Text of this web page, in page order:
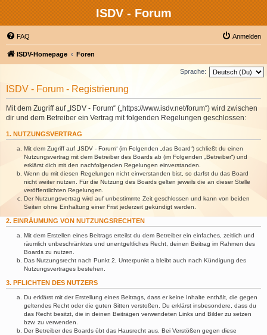
ISDV - Forum
FAQ Anmelden
ISDV-Homepage Foren
Sprache:
ISDV - Forum - Registrierung
Mit dem Zugriff auf „ISDV - Forum“ („https://www.isdv.net/forum“) wird zwischen
dir und dem Betreiber ein Vertrag mit folgenden Regelungen geschlossen:
1. NUTZUNGSVERTRAG
Mit dem Zugriff auf „ISDV - Forum“ (im Folgenden „das Board“) schließt du einen
Nutzungsvertrag mit dem Betreiber des Boards ab (im Folgenden „Betreiber“) und
erklärst dich mit den nachfolgenden Regelungen einverstanden.
Wenn du mit diesen Regelungen nicht einverstanden bist, so darfst du das Board
nicht weiter nutzen. Für die Nutzung des Boards gelten jeweils die an dieser Stelle
veröffentlichten Regelungen.
Der Nutzungsvertrag wird auf unbestimmte Zeit geschlossen und kann von beiden
Seiten ohne Einhaltung einer Frist jederzeit gekündigt werden.
2. EINRÄUMUNG VON NUTZUNGSRECHTEN
Mit dem Erstellen eines Beitrags erteilst du dem Betreiber ein einfaches, zeitlich und
räumlich unbeschränktes und unentgeltliches Recht, deinen Beitrag im Rahmen des
Boards zu nutzen.
Das Nutzungsrecht nach Punkt 2, Unterpunkt a bleibt auch nach Kündigung des
Nutzungsvertrages bestehen.
3. PFLICHTEN DES NUTZERS
Du erklärst mit der Erstellung eines Beitrags, dass er keine Inhalte enthält, die gegen
geltendes Recht oder die guten Sitten verstoßen. Du erklärst insbesondere, dass du
das Recht besitzt, die in deinen Beiträgen verwendeten Links und Bilder zu setzen
bzw. zu verwenden.
Der Betreiber des Boards übt das Hausrecht aus. Bei Verstößen gegen diese